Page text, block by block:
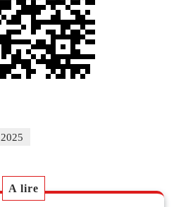
A lire